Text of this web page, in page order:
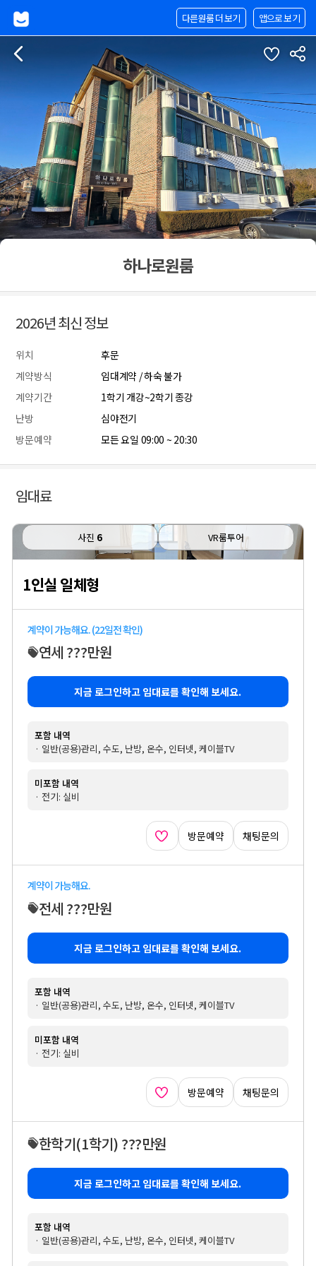
앱으로 보기
다른원룸 더 보기
하나로원룸
2026년 최신 정보
위치
후문
계약방식
임대계약 / 하숙 불가
계약기간
1학기 개강~2학기 종강
난방
심야전기
방문예약
모든 요일 09:00 ~ 20:30
임대료
사진 6 VR룸투어
1인실 일체형
계약이 가능해요. (22일전 확인)
연세 ???만원
지금 로그인하고 임대료를 확인해 보세요.
포함 내역
· 일반(공용)관리, 수도, 난방, 온수, 인터넷, 케이블TV
미포함 내역
· 전기: 실비
방문예약 채팅문의
계약이 가능해요.
전세 ???만원
지금 로그인하고 임대료를 확인해 보세요.
포함 내역
· 일반(공용)관리, 수도, 난방, 온수, 인터넷, 케이블TV
미포함 내역
· 전기: 실비
방문예약 채팅문의
한학기(1학기) ???만원
지금 로그인하고 임대료를 확인해 보세요.
포함 내역
· 일반(공용)관리, 수도, 난방, 온수, 인터넷, 케이블TV